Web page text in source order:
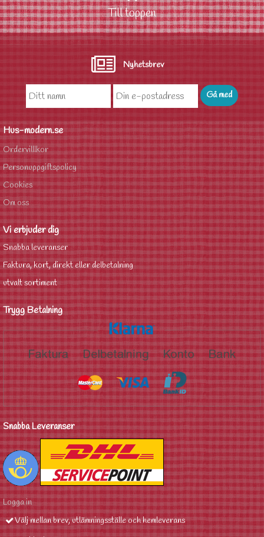
Till toppen
Nyhetsbrev
Hus-modern.se
Ordervilllkor
Personuppgiftspolicy
Cookies
Om oss
Vi erbjuder dig
Snabba leveranser
Faktura, kort, direkt eller delbetalning
utvalt sortiment
Trygg Betalning
Snabba Leveranser
Logga in
Välj mellan brev, utlämningsställe och hemleverans